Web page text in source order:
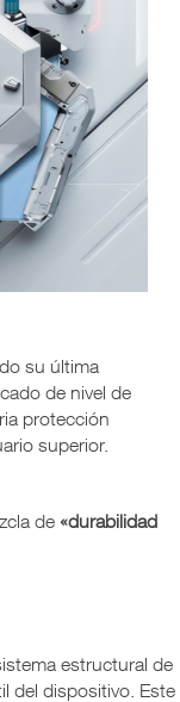
su última
de nivel de
protección
superior.
de «durabilidad
estructural de
del dispositivo. Este
Washingt
al au